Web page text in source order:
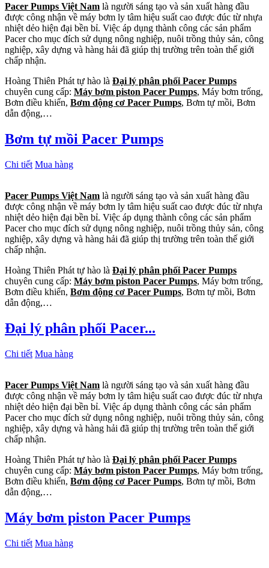
Pacer Pumps Việt Nam là người sáng tạo và sản xuất hàng đầu
được công nhận về máy bơm ly tâm hiệu suất cao được đúc từ nhựa
nhiệt dẻo hiện đại bền bỉ. Việc áp dụng thành công các sản phẩm
Pacer cho mục đích sử dụng nông nghiệp, nuôi trồng thủy sản, công
nghiệp, xây dựng và hàng hải đã giúp thị trường trên toàn thế giới
chấp nhận.
Hoàng Thiên Phát tự hào là Đại lý phân phối Pacer Pumps
chuyên cung cấp: Máy bơm piston Pacer Pumps, Máy bơm trống,
Bơm điều khiển, Bơm động cơ Pacer Pumps, Bơm tự mồi, Bơm
dẫn động,…
Bơm tự mồi Pacer Pumps
Chi tiết Mua hàng
Pacer Pumps Việt Nam là người sáng tạo và sản xuất hàng đầu
được công nhận về máy bơm ly tâm hiệu suất cao được đúc từ nhựa
nhiệt dẻo hiện đại bền bỉ. Việc áp dụng thành công các sản phẩm
Pacer cho mục đích sử dụng nông nghiệp, nuôi trồng thủy sản, công
nghiệp, xây dựng và hàng hải đã giúp thị trường trên toàn thế giới
chấp nhận.
Hoàng Thiên Phát tự hào là Đại lý phân phối Pacer Pumps
chuyên cung cấp: Máy bơm piston Pacer Pumps, Máy bơm trống,
Bơm điều khiển, Bơm động cơ Pacer Pumps, Bơm tự mồi, Bơm
dẫn động,…
Đại lý phân phối Pacer...
Chi tiết Mua hàng
Pacer Pumps Việt Nam là người sáng tạo và sản xuất hàng đầu
được công nhận về máy bơm ly tâm hiệu suất cao được đúc từ nhựa
nhiệt dẻo hiện đại bền bỉ. Việc áp dụng thành công các sản phẩm
Pacer cho mục đích sử dụng nông nghiệp, nuôi trồng thủy sản, công
nghiệp, xây dựng và hàng hải đã giúp thị trường trên toàn thế giới
chấp nhận.
Hoàng Thiên Phát tự hào là Đại lý phân phối Pacer Pumps
chuyên cung cấp: Máy bơm piston Pacer Pumps, Máy bơm trống,
Bơm điều khiển, Bơm động cơ Pacer Pumps, Bơm tự mồi, Bơm
dẫn động,…
Máy bơm piston Pacer Pumps
Chi tiết Mua hàng